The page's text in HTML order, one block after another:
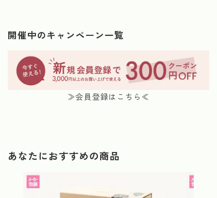
開催中のキャンペーン一覧
≫会員登録はこちら≪
あなたにおすすめの商品